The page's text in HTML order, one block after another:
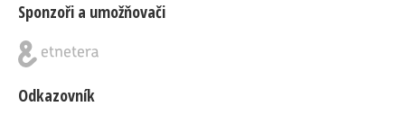
Sponzoři a umožňovači
Odkazovník